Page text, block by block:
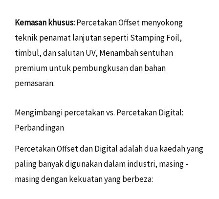
Kemasan khusus:Percetakan Offset menyokong
teknik penamat lanjutan seperti Stamping Foil,
timbul, dan salutan UV, Menambah sentuhan
premium untuk pembungkusan dan bahan
pemasaran.
Mengimbangi percetakan vs. Percetakan Digital:
Perbandingan
Percetakan Offset dan Digital adalah dua kaedah yang
paling banyak digunakan dalam industri, masing -
masing dengan kekuatan yang berbeza: